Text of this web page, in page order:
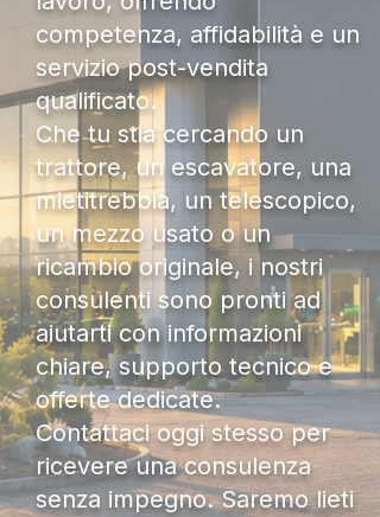
competenza, affidabilità e un
servizio post-vendita
qualificato.
Che tu stia cercando un
trattore, un escavatore, una
mietitrebbia, un telescopico,
un mezzo usato o un
ricambio originale, i nostri
consulenti sono pronti ad
aiutarti con informazioni
chiare, supporto tecnico e
offerte dedicate.
Contattaci oggi stesso per
ricevere una consulenza
senza impegno. Saremo lieti